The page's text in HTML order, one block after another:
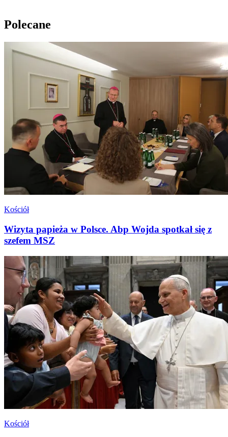
Polecane
Kościół
Wizyta papieża w Polsce. Abp Wojda spotkał się z
szefem MSZ
Kościół